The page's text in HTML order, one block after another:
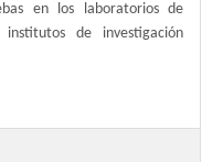
en los laboratorios de
institutos de investigación